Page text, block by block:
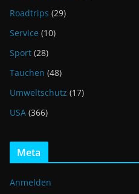
Roadtrips (29)
Service (10)
Sport (28)
Tauchen (48)
Umweltschutz (17)
USA (366)
Meta
Anmelden